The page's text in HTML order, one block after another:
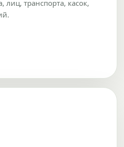
лиц, транспорта, касок,